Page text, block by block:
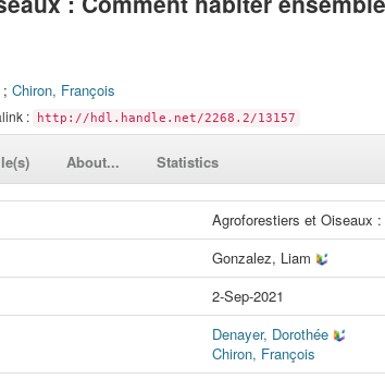
; Chiron, François
: http://hdl.handle.net/2268.2/13157
About... Statistics
Agroforestiers et Oiseaux
Gonzalez, Liam
2-Sep-2021
Denayer, Dorothée
Chiron, François